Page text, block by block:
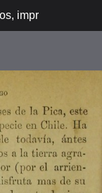
impresiones,